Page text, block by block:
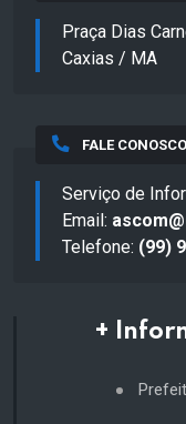
Praça Dias
Caxias / MA
FALE CONOSCO
Serviço de
Email:
Telefone: (99)
+